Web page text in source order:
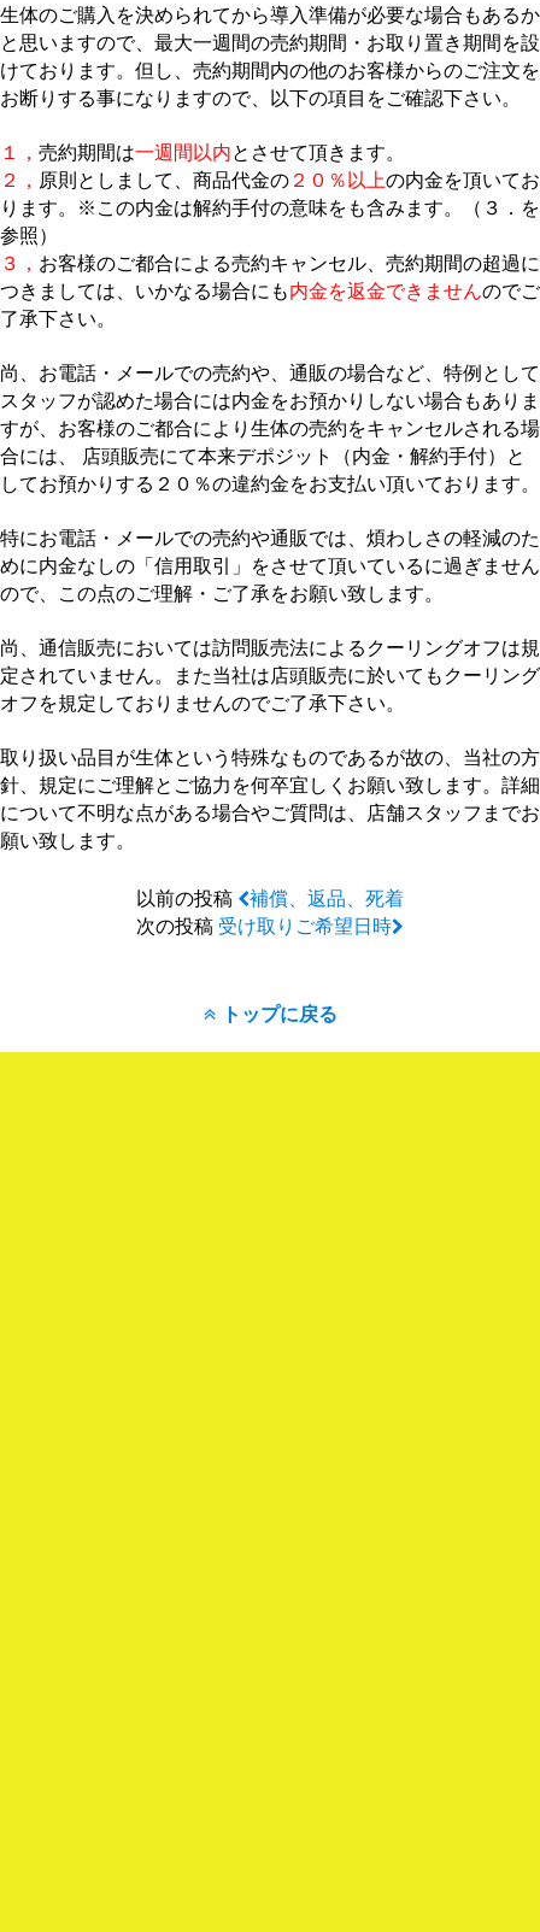
生体のご購入を決められてから導入準備が必要な場合もあるか
と思いますので、最大一週間の売約期間・お取り置き期間を設
けております。但し、売約期間内の他のお客様からのご注文を
お断りする事になりますので、以下の項目をご確認下さい。
１， 売約期間は一週間以内とさせて頂きます。
２， 原則としまして、商品代金の２０％以上の内金を頂いてお
ります。※この内金は解約手付の意味をも含みます。（３．を
参照）
３， お客様のご都合による売約キャンセル、売約期間の超過に
つきましては、いかなる場合にも内金を返金できませんのでご
了承下さい。
尚、お電話・メールでの売約や、通販の場合など、特例として
スタッフが認めた場合には内金をお預かりしない場合もありま
すが、お客様のご都合により生体の売約をキャンセルされる場
合には、 店頭販売にて本来デポジット（内金・解約手付）と
してお預かりする２０％の違約金をお支払い頂いております。
特にお電話・メールでの売約や通販では、煩わしさの軽減のた
めに内金なしの「信用取引」をさせて頂いているに過ぎません
ので、この点のご理解・ご了承をお願い致します。
尚、通信販売においては訪問販売法によるクーリングオフは規
定されていません。また当社は店頭販売に於いてもクーリング
オフを規定しておりませんのでご了承下さい。
取り扱い品目が生体という特殊なものであるが故の、当社の方
針、規定にご理解とご協力を何卒宜しくお願い致します。詳細
について不明な点がある場合やご質問は、店舗スタッフまでお
願い致します。
以前の投稿
補償、返品、死着
次の投稿 受け取りご希望日時
トップに戻る